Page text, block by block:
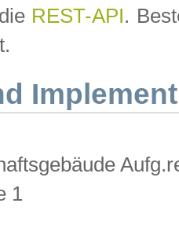
REST-API.
1